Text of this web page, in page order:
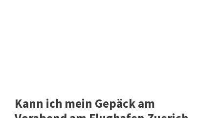
Kann ich mein Gepäck am